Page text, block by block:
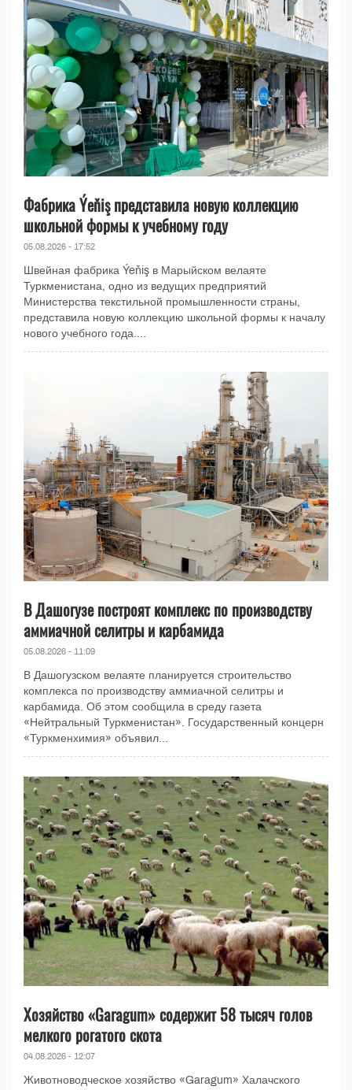
Фабрика Ýeňiş представила новую коллекцию
школьной формы к учебному году
05.08.2026 - 17:52
Швейная фабрика Ýeňiş в Марыйском велаяте
Туркменистана, одно из ведущих предприятий
Министерства текстильной промышленности страны,
представила новую коллекцию школьной формы к началу
нового учебного года....
В Дашогузе построят комплекс по производству
аммиачной селитры и карбамида
05.08.2026 - 11:09
В Дашогузском велаяте планируется строительство
комплекса по производству аммиачной селитры и
карбамида. Об этом сообщила в среду газета
«Нейтральный Туркменистан». Государственный концерн
«Туркменхимия» объявил...
Хозяйство «Garagum» содержит 58 тысяч голов
мелкого рогатого скота
04.08.2026 - 12:07
Животноводческое хозяйство «Garagum» Халачского